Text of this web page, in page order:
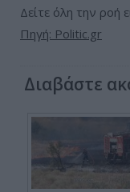
Δείτε όλη την ροή
Πηγή: Politic.gr
Διαβάστε